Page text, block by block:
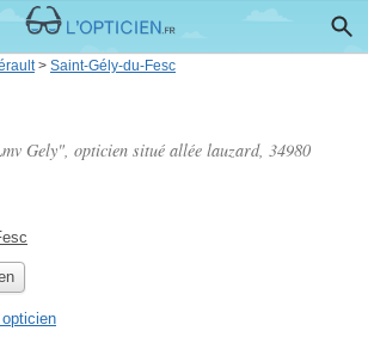
> Saint-Gély-du-Fesc
Gely", opticien situé allée lauzard, 34980